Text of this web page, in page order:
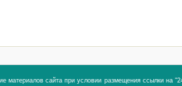
материалов сайта при условии размещения ссылки на